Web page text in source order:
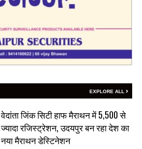
EXPLORE ALL
वेदांता जिंक सिटी हाफ मैराथन में 5,500 से
ज्यादा रजिस्ट्रेशन, उदयपुर बन रहा देश का
नया मैराथन डेस्टिनेशन